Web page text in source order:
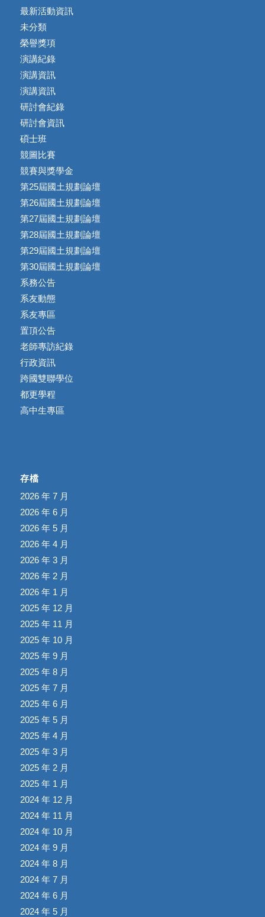
最新活動資訊
未分類
榮譽獎項
演講紀錄
演講資訊
演講資訊
研討會紀錄
研討會資訊
碩士班
競圖比賽
競賽與獎學金
第25屆國土規劃論壇
第26屆國土規劃論壇
第27屆國土規劃論壇
第28屆國土規劃論壇
第29屆國土規劃論壇
第30屆國土規劃論壇
系務公告
系友動態
系友專區
置頂公告
老師專訪紀錄
行政資訊
跨國雙聯學位
都更學程
高中生專區
存檔
2026 年 7 月
2026 年 6 月
2026 年 5 月
2026 年 4 月
2026 年 3 月
2026 年 2 月
2026 年 1 月
2025 年 12 月
2025 年 11 月
2025 年 10 月
2025 年 9 月
2025 年 8 月
2025 年 7 月
2025 年 6 月
2025 年 5 月
2025 年 4 月
2025 年 3 月
2025 年 2 月
2025 年 1 月
2024 年 12 月
2024 年 11 月
2024 年 10 月
2024 年 9 月
2024 年 8 月
2024 年 7 月
2024 年 6 月
2024 年 5 月